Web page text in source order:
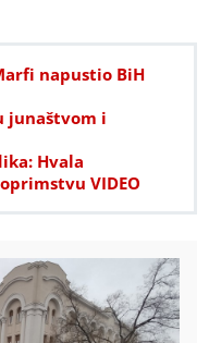
napustio BiH
junaštvom i
Hvala
VIDEO